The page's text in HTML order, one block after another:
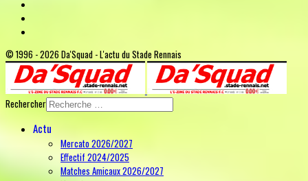
© 1996 - 2026 Da'Squad - L'actu du Stade Rennais
Rechercher
Actu
Mercato 2026/2027
Effectif 2024/2025
Matches Amicaux 2026/2027